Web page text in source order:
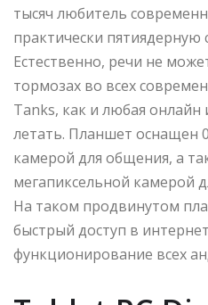
тысяч любитель
практически пятиядерную
Естественно, речи не
тормозах во всех
Tanks, как и любая онлайн
летать. Планшет оснащен
камерой для общения, а
мегапиксельной камерой
На таком продвинутом
быстрый доступ в
функционирование всех